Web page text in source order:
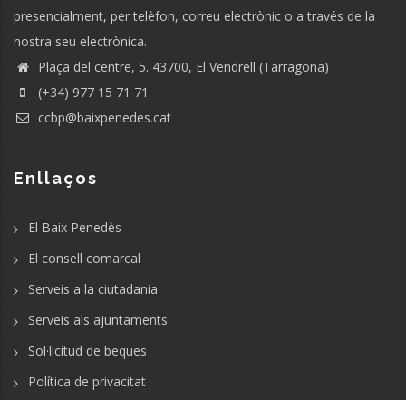
presencialment, per telèfon, correu electrònic o a través de la
nostra seu electrònica.
Plaça del centre, 5. 43700, El Vendrell (Tarragona)
(+34) 977 15 71 71
ccbp@baixpenedes.cat
Enllaços
El Baix Penedès
El consell comarcal
Serveis a la ciutadania
Serveis als ajuntaments
Sol·licitud de beques
Política de privacitat